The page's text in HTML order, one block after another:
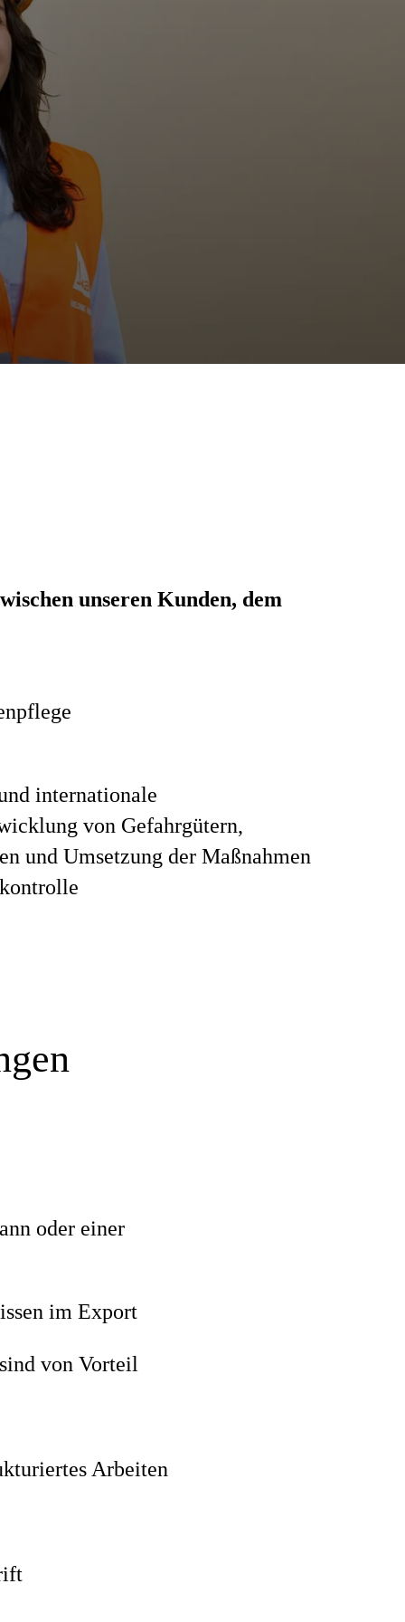
unseren Kunden, dem
internationale
von Gefahrgütern,
und Umsetzung der Maßnahmen
oder einer
im Export
von Vorteil
Arbeiten